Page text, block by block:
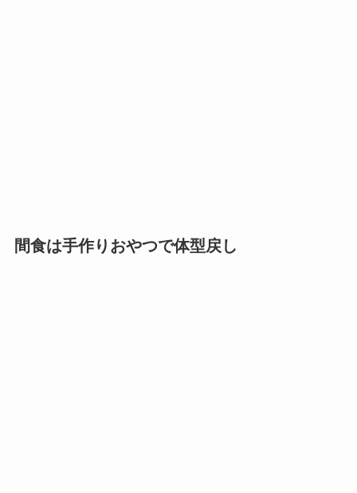
間食は手作りおやつで体型戻し